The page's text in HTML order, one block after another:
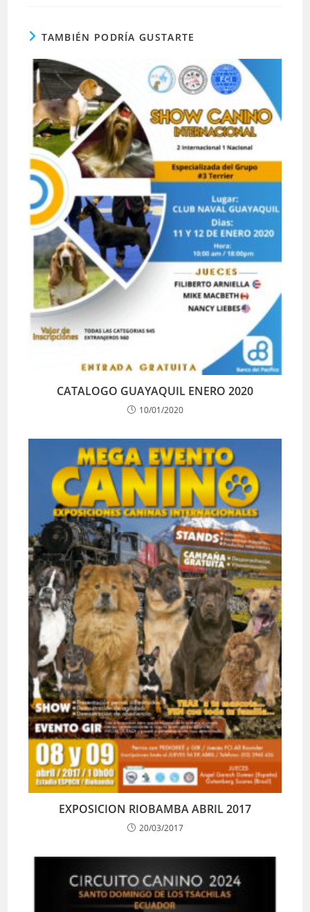
TAMBIÉN PODRÍA GUSTARTE
CATALOGO GUAYAQUIL ENERO 2020
10/01/2020
EXPOSICION RIOBAMBA ABRIL 2017
20/03/2017